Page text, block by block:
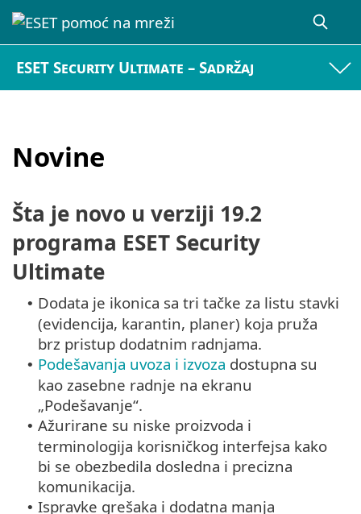
ESET Security Ultimate – Sadržaj
Novine
Šta je novo u verziji 19.2
programa ESET Security
Ultimate
• Dodata je ikonica sa tri tačke za listu stavki
(evidencija, karantin, planer) koja pruža
brz pristup dodatnim radnjama.
• Podešavanja uvoza i izvoza dostupna su
kao zasebne radnje na ekranu
„Podešavanje“.
• Ažurirane su niske proizvoda i
terminologija korisničkog interfejsa kako
bi se obezbedila dosledna i precizna
komunikacija.
• Ispravke grešaka i dodatna manja